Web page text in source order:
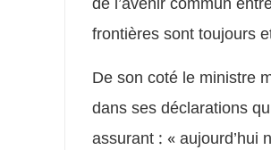
frontières sont toujours
De son coté le ministre
dans ses déclarations
assurant : «